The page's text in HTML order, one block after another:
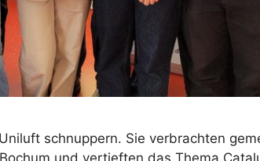
schnuppern. Sie verbrachten
und vertieften das Thema